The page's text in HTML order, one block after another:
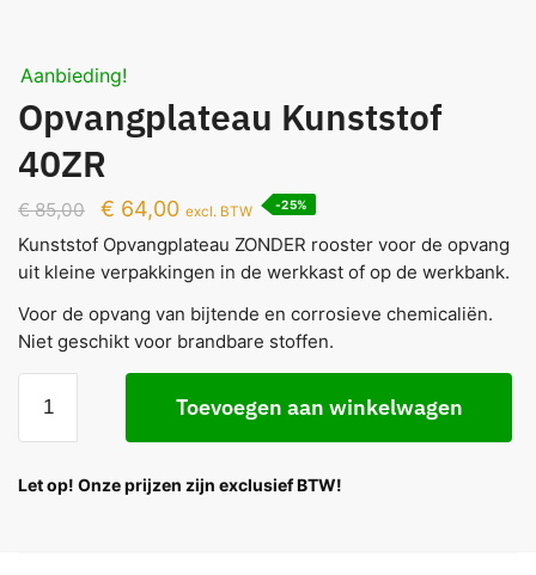
Aanbieding!
Opvangplateau Kunststof
40ZR
€85,00 € 64,00 excl. BTW -25%
Kunststof Opvangplateau ZONDER rooster voor de opvang
uit kleine verpakkingen in de werkkast of op de werkbank.
Voor de opvang van bijtende en corrosieve chemicaliën.
Niet geschikt voor brandbare stoffen.
Toevoegen aan winkelwagen
Let op! Onze prijzen zijn exclusief BTW!